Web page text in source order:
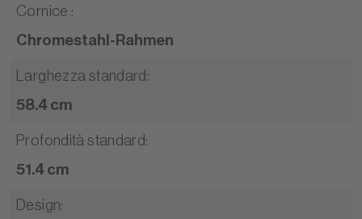
Cornice :
Chromestahl-Rahmen
Larghezza standard :
58.4 cm
Profondità standard:
51.4 cm
Design: